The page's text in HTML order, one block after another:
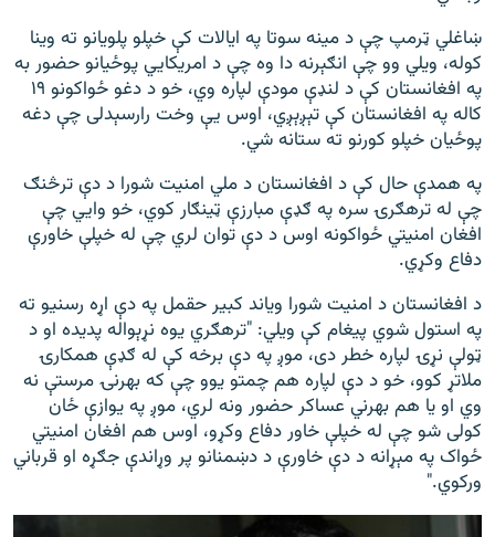
ښاغلي ټرمپ چې د مینه سوتا په ایالات کې خپلو پلویانو ته وینا
کوله، ویلي وو چې انګېرنه دا وه چې د امریکايي پوځیانو حضور به
په افغانستان کې د لنډې مودې لپاره وي، خو د دغو ځواکونو ۱۹
کاله په افغانستان کې تېږېږي، اوس یې وخت رارسېدلی چې دغه
پوځيان خپلو کورنو ته ستانه شي.
په همدې حال کې د افغانستان د ملي امنیت شورا د دې ترڅنګ
چې له ترهګرۍ سره په ګډې مبارزې ټینګار کوي، خو وايي چې
افغان امنیتي ځواکونه اوس د دې توان لري چې له خپلې خاورې
دفاع وکړي.
د افغانستان د امنیت شورا ویاند کبیر حقمل په دې اړه رسنیو ته
په استول شوي پیغام کې ويلي: "ترهګري یوه نړېواله پدیده او د
ټولې نړۍ لپاره خطر دی، موږ په دې برخه کې له ګډې همکارۍ
ملاتړ کوو، خو د دې لپاره هم چمتو یوو چې که بهرنۍ مرستې نه
وي او یا هم بهرني عساکر حضور ونه لري، موږ په یوازې ځان
کولی شو چې له خپلې خاور دفاع وکړو، اوس هم افغان امنیتي
ځواک په مېړانه د دې خاورې د دښمنانو پر وړاندې جګړه او قرباني
ورکوي."